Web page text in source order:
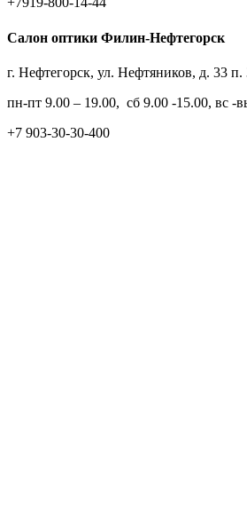
Салон оптики Филин-Нефтегорск
г. Нефтегорск, ул. Нефтяников, д. 33
пн-пт 9.00 – 19.00, сб 9.00 -15.00, вс -
+7 903-30-30-400